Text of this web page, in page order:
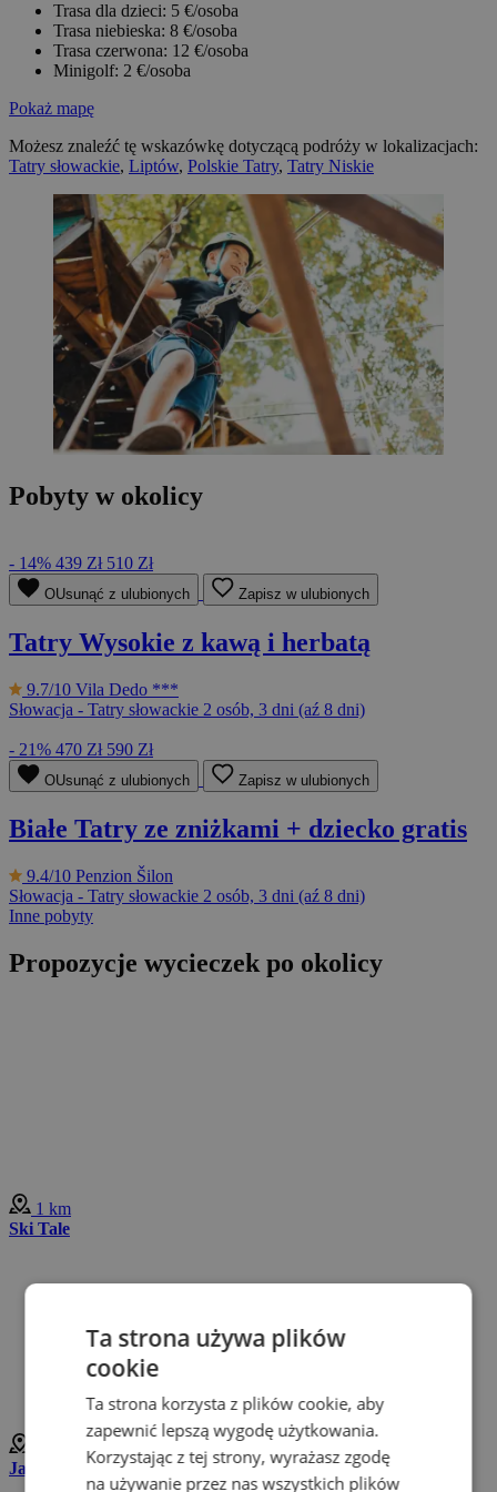
Trasa dla dzieci: 5 €/osoba
Trasa niebieska: 8 €/osoba
Trasa czerwona: 12 €/osoba
Minigolf: 2 €/osoba
Pokaż mapę
Możesz znaleźć tę wskazówkę dotyczącą podróży w lokalizacjach:
Tatry słowackie, Liptów, Polskie Tatry, Tatry Niskie
Pobyty w okolicy
- 14% 439 Zł 510 Zł
OUsunąć z ulubionych Zapisz w ulubionych
Tatry Wysokie z kawą i herbatą
9.7/10 Vila Dedo ***
Słowacja - Tatry słowackie 2 osób, 3 dni (aź 8 dni)
- 21% 470 Zł 590 Zł
OUsunąć z ulubionych Zapisz w ulubionych
Białe Tatry ze zniżkami + dziecko gratis
9.4/10 Penzion Šilon
Słowacja - Tatry słowackie 2 osób, 3 dni (aź 8 dni)
Inne pobyty
Propozycje wycieczek po okolicy
1 km
Ski Tale
Jaskinia Bystrska
Ta strona używa plików
cookie
Ta strona korzysta z plików cookie, aby
zapewnić lepszą wygodę użytkowania.
Korzystając z tej strony, wyrażasz zgodę
na używanie przez nas wszystkich plików